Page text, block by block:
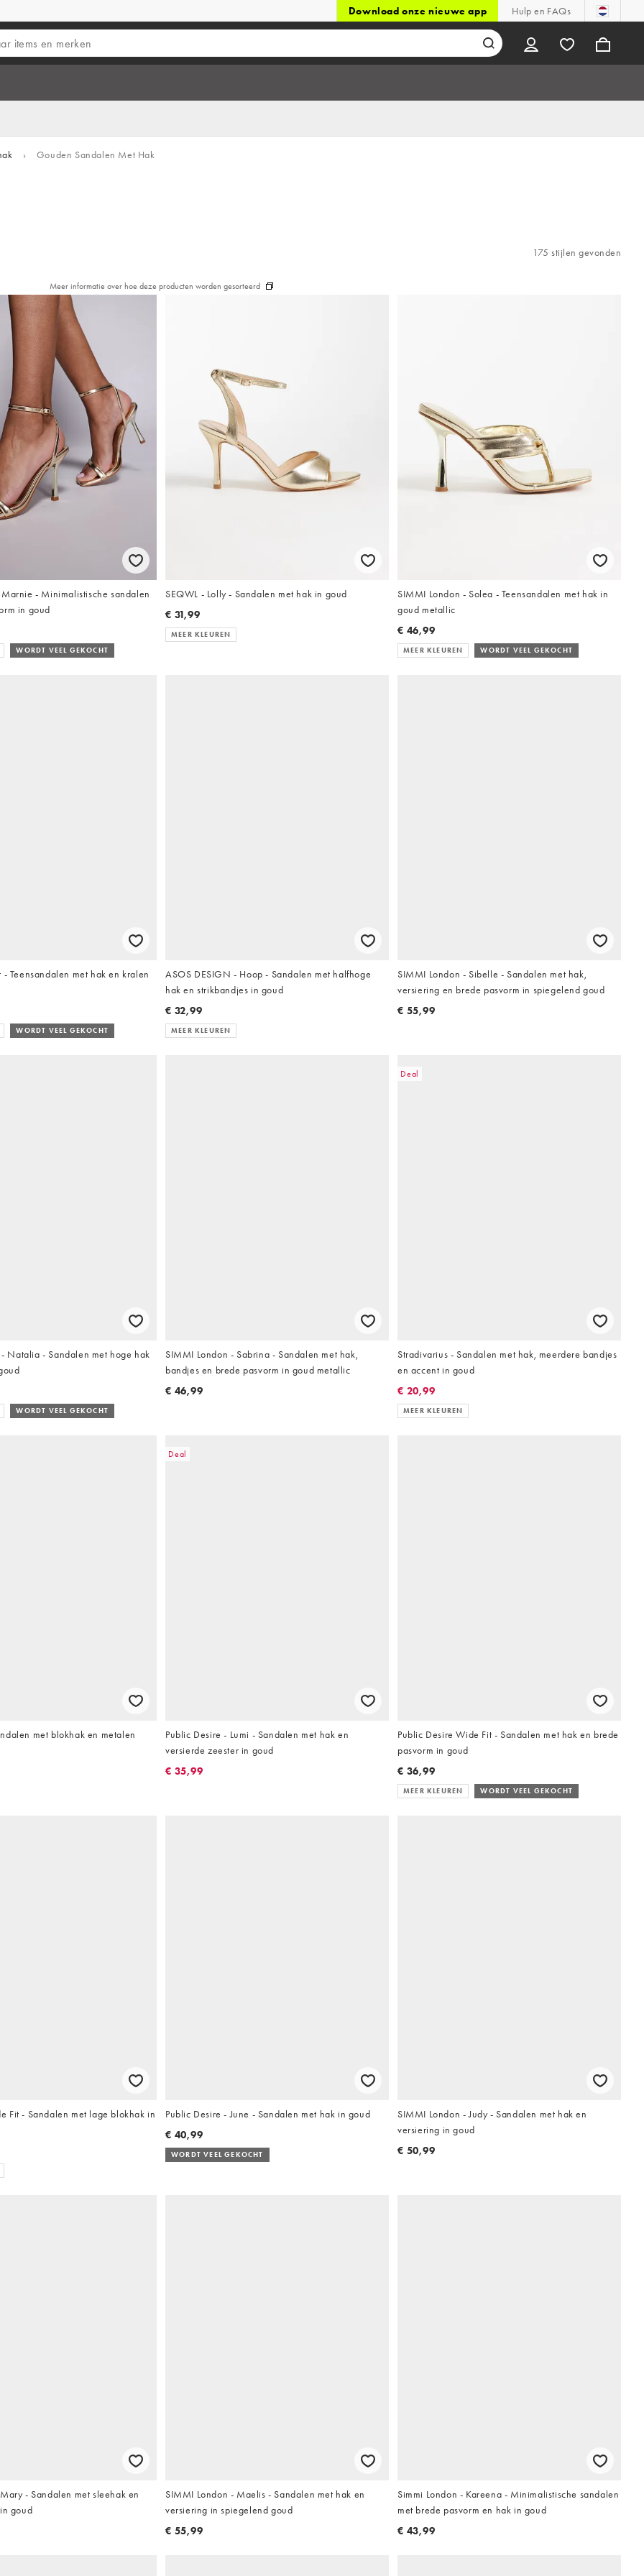
Download onze nieuwe app Hulp en FAQs
› Gouden Sandalen Met Hak
175 stijlen gevonden
Meer informatie over hoe deze producten worden gesorteerd
- Minimalistische sandalen
in goud
WORDT VEEL GEKOCHT
SEQWL - Lolly - Sandalen met hak in goud
€ 31,99
MEER KLEUREN
SIMMI London - Solea - Teensandalen met hak in
goud metallic
€ 46,99
MEER KLEUREN WORDT VEEL GEKOCHT
Teensandalen met hak en kralen
WORDT VEEL GEKOCHT
ASOS DESIGN - Hoop - Sandalen met halfhoge
hak en strikbandjes in goud
€ 32,99
MEER KLEUREN
SIMMI London - Sibelle - Sandalen met hak,
versiering en brede pasvorm in spiegelend goud
€ 55,99
Natalia - Sandalen met hoge hak
WORDT VEEL GEKOCHT
SIMMI London - Sabrina - Sandalen met hak,
bandjes en brede pasvorm in goud metallic
€ 46,99
Deal
Stradivarius - Sandalen met hak, meerdere bandjes
en accent in goud
€ 20,99
MEER KLEUREN
met blokhak en metalen
Deal
Public Desire - Lumi - Sandalen met hak en
versierde zeester in goud
€ 35,99
Public Desire Wide Fit - Sandalen met hak en brede
pasvorm in goud
€ 36,99
MEER KLEUREN WORDT VEEL GEKOCHT
Fit - Sandalen met lage blokhak in
Public Desire - June - Sandalen met hak in goud
€ 40,99
WORDT VEEL GEKOCHT
SIMMI London - Judy - Sandalen met hak en
versiering in goud
€ 50,99
- Sandalen met sleehak en
goud
SIMMI London - Maelis - Sandalen met hak en
versiering in spiegelend goud
€ 55,99
Simmi London - Kareena - Minimalistische sandalen
met brede pasvorm en hak in goud
€ 43,99